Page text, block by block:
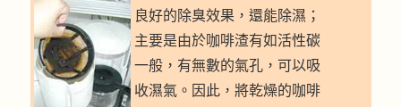
良好的除臭效果，還能除濕；
主要是由於咖啡渣有如活性碳
一般，有無數的氣孔，可以吸
收濕氣。因此，將乾燥的咖啡